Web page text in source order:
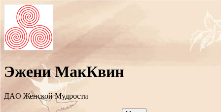
Эжени МакКвин
ДAO Женской Мудрости